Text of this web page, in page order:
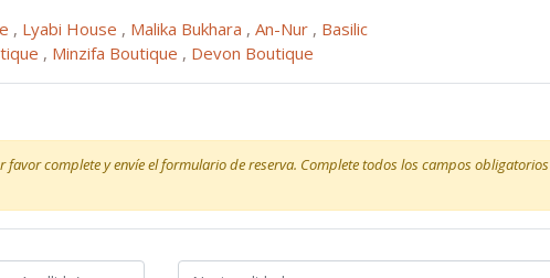
, Lyabi House , Malika Bukhara , An-Nur , Basilic
, Minzifa Boutique , Devon Boutique
complete y envíe el formulario de reserva. Complete todos los campos obligatorios